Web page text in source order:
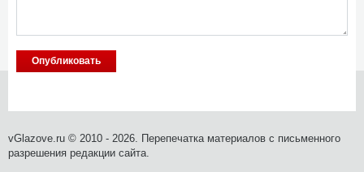
vGlazove.ru © 2010 - 2026. Перепечатка материалов с письменного
разрешения редакции сайта.